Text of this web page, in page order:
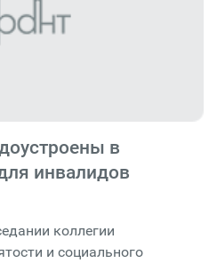
в
инвалидов
коллегии
и социального